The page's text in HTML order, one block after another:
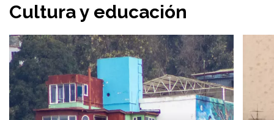
Cultura y educación